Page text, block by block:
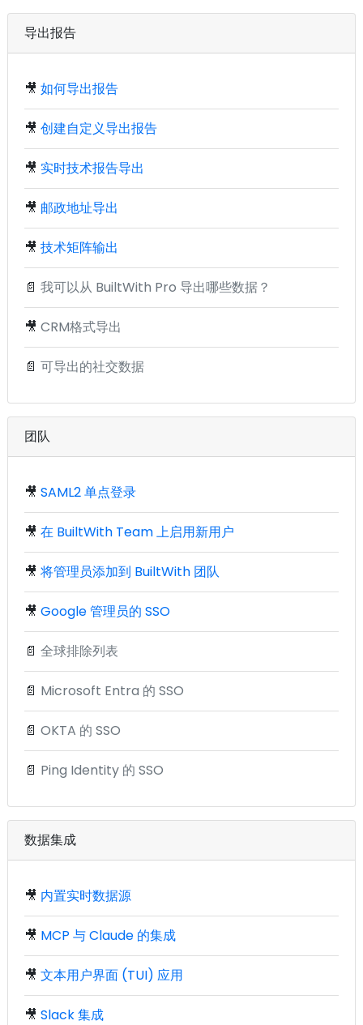
导出报告
🎥 如何导出报告
🎥 创建自定义导出报告
🎥 实时技术报告导出
🎥 邮政地址导出
🎥 技术矩阵输出
📄 我可以从 BuiltWith Pro 导出哪些数据？
🎥 CRM格式导出
📄 可导出的社交数据
团队
🎥 SAML2 单点登录
🎥 在 BuiltWith Team 上启用新用户
🎥 将管理员添加到 BuiltWith 团队
🎥 Google 管理员的 SSO
📄 全球排除列表
📄 Microsoft Entra 的 SSO
📄 OKTA 的 SSO
📄 Ping Identity 的 SSO
数据集成
🎥 内置实时数据源
🎥 MCP 与 Claude 的集成
🎥 文本用户界面 (TUI) 应用
🎥 Slack 集成